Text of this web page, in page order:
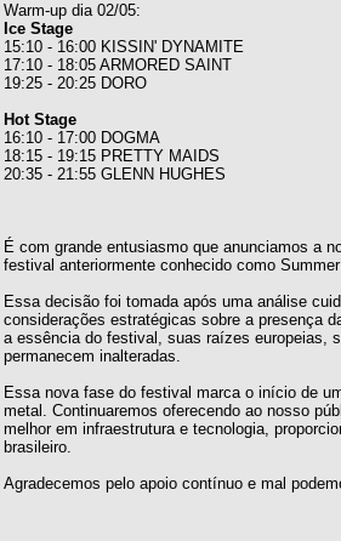
Warm-up dia 02/05:
Ice Stage
15:10 - 16:00 KISSIN' DYNAMITE
17:10 - 18:05 ARMORED SAINT
19:25 - 20:25 DORO
Hot Stage
16:10 - 17:00 DOGMA
18:15 - 19:15 PRETTY MAIDS
20:35 - 21:55 GLENN HUGHES
É com grande entusiasmo que anunciamos a
festival anteriormente conhecido como
Essa decisão foi tomada após uma análise
considerações estratégicas sobre a presença
a essência do festival, suas raízes europeias,
permanecem inalteradas.
Essa nova fase do festival marca o início de
metal. Continuaremos oferecendo ao nosso
melhor em infraestrutura e tecnologia,
brasileiro.
Agradecemos pelo apoio contínuo e mal